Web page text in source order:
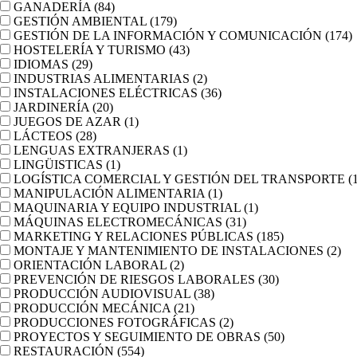
GANADERÍA (84)
GESTIÓN AMBIENTAL (179)
GESTIÓN DE LA INFORMACIÓN Y COMUNICACIÓN (174)
HOSTELERÍA Y TURISMO (43)
IDIOMAS (29)
INDUSTRIAS ALIMENTARIAS (2)
INSTALACIONES ELÉCTRICAS (36)
JARDINERÍA (20)
JUEGOS DE AZAR (1)
LÁCTEOS (28)
LENGUAS EXTRANJERAS (1)
LINGÜISTICAS (1)
LOGÍSTICA COMERCIAL Y GESTIÓN DEL TRANSPORTE
MANIPULACIÓN ALIMENTARIA (1)
MAQUINARIA Y EQUIPO INDUSTRIAL (1)
MÁQUINAS ELECTROMECÁNICAS (31)
MARKETING Y RELACIONES PÚBLICAS (185)
MONTAJE Y MANTENIMIENTO DE INSTALACIONES (2)
ORIENTACIÓN LABORAL (2)
PREVENCIÓN DE RIESGOS LABORALES (30)
PRODUCCIÓN AUDIOVISUAL (38)
PRODUCCIÓN MECÁNICA (21)
PRODUCCIONES FOTOGRÁFICAS (2)
PROYECTOS Y SEGUIMIENTO DE OBRAS (50)
RESTAURACIÓN (554)